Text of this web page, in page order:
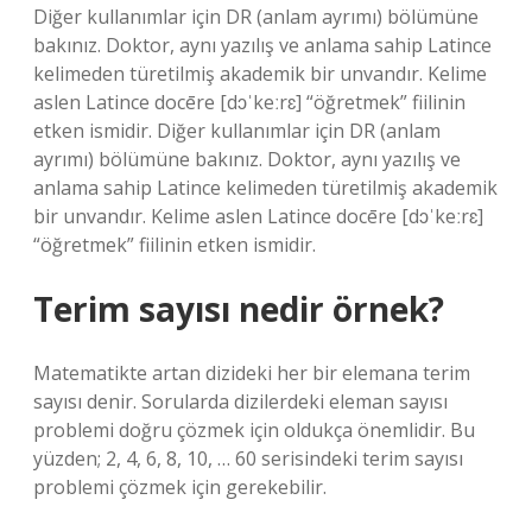
Diğer kullanımlar için DR (anlam ayrımı) bölümüne
bakınız. Doktor, aynı yazılış ve anlama sahip Latince
kelimeden türetilmiş akademik bir unvandır. Kelime
aslen Latince docēre [dɔˈkeːrɛ] “öğretmek” fiilinin
etken ismidir. Diğer kullanımlar için DR (anlam
ayrımı) bölümüne bakınız. Doktor, aynı yazılış ve
anlama sahip Latince kelimeden türetilmiş akademik
bir unvandır. Kelime aslen Latince docēre [dɔˈkeːrɛ]
“öğretmek” fiilinin etken ismidir.
Terim sayısı nedir örnek?
Matematikte artan dizideki her bir elemana terim
sayısı denir. Sorularda dizilerdeki eleman sayısı
problemi doğru çözmek için oldukça önemlidir. Bu
yüzden; 2, 4, 6, 8, 10, … 60 serisindeki terim sayısı
problemi çözmek için gerekebilir.